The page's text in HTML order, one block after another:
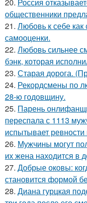
20. Россия
общественники
21. Любовь к себе как
самооценки.
22. Любовь сильнее
бэнк, которая
23. Старая дорога.
24. Рекордсмены по
28-ю годовщину.
25. Парень
переспала с 1113
испытывает
26. Мужчины могут
их жена находится в
27. Добрые оковы:
становится формой
28. Диана гурцкая